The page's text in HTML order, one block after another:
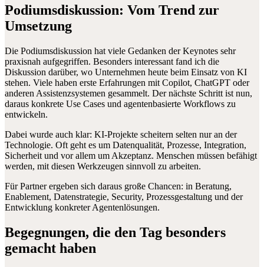
Podiumsdiskussion: Vom Trend zur
Umsetzung
Die Podiumsdiskussion hat viele Gedanken der Keynotes sehr
praxisnah aufgegriffen. Besonders interessant fand ich die
Diskussion darüber, wo Unternehmen heute beim Einsatz von KI
stehen. Viele haben erste Erfahrungen mit Copilot, ChatGPT oder
anderen Assistenzsystemen gesammelt. Der nächste Schritt ist nun,
daraus konkrete Use Cases und agentenbasierte Workflows zu
entwickeln.
Dabei wurde auch klar: KI-Projekte scheitern selten nur an der
Technologie. Oft geht es um Datenqualität, Prozesse, Integration,
Sicherheit und vor allem um Akzeptanz. Menschen müssen befähigt
werden, mit diesen Werkzeugen sinnvoll zu arbeiten.
Für Partner ergeben sich daraus große Chancen: in Beratung,
Enablement, Datenstrategie, Security, Prozessgestaltung und der
Entwicklung konkreter Agentenlösungen.
Begegnungen, die den Tag besonders
gemacht haben